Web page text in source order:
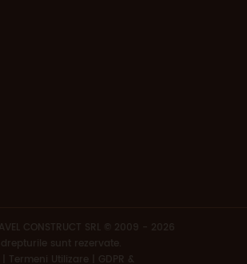
CONSTRUCT SRL © 2009 - 2026
sunt rezervate.
Termeni Utilizare | GDPR &